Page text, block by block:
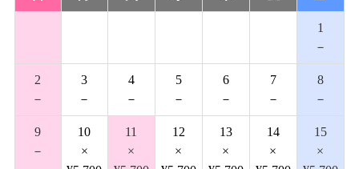
1
－
2
－
3
－
4
－
5
－
6
－
7
－
8
－
9
－
10
×
11
×
12
×
13
×
14
×
15
×